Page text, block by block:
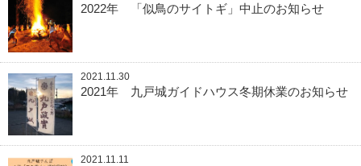
2022年 「似鳥のサイトギ」中止のお知らせ
2021.11.30
2021年 九戸城ガイドハウス冬期休業のお知らせ
2021.11.11